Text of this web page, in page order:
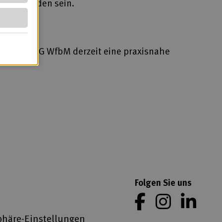
Zeit.
der BAG WfbM derzeit eine praxisnahe
Einstellungen
Folgen Sie uns